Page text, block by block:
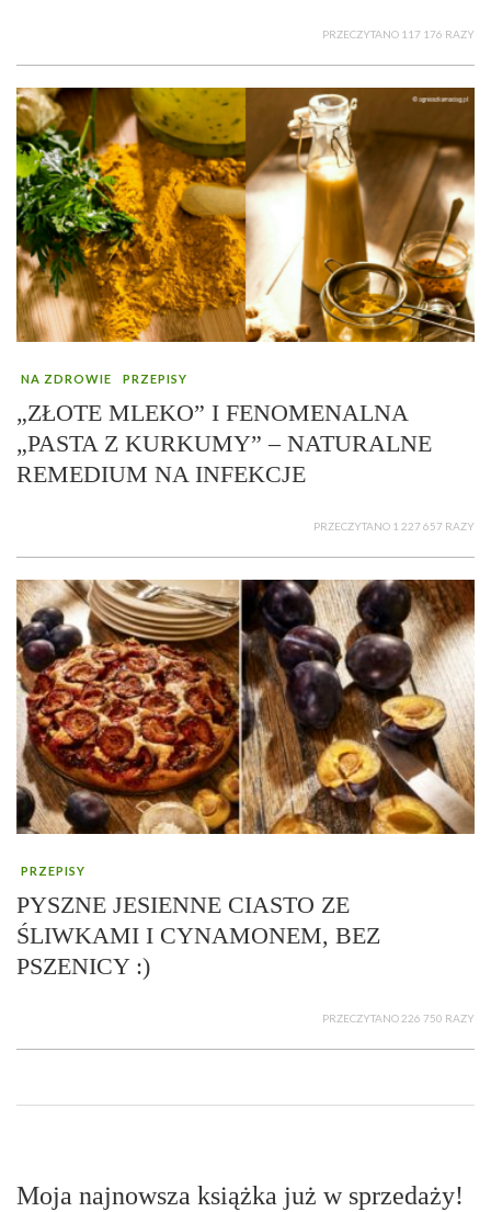
PRZECZYTANO 117 176 RAZY
NA ZDROWIE PRZEPISY
„ZŁOTE MLEKO” I FENOMENALNA
„PASTA Z KURKUMY” – NATURALNE
REMEDIUM NA INFEKCJE
PRZECZYTANO 1 227 657 RAZY
PRZEPISY
PYSZNE JESIENNE CIASTO ZE
ŚLIWKAMI I CYNAMONEM, BEZ
PSZENICY :)
PRZECZYTANO 226 750 RAZY
Moja najnowsza książka już w sprzedaży!